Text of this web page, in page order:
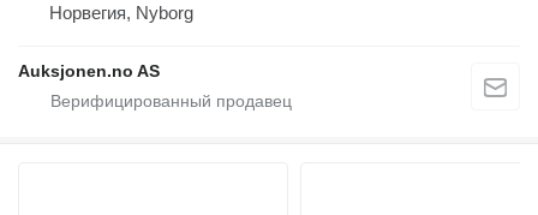
Норвегия, Nyborg
Auksjonen.no AS